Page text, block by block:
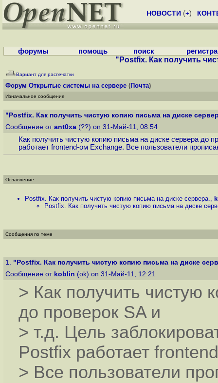
НОВОСТИ (+)
форумы помощь поиск
"Postfix. Как получить
Вариант для распечатки
Форум Открытые системы на сервере (Почта)
Изначальное сообщение
"Postfix. Как получить чистую копию письма на диске
Сообщение от ant0xa (??) on 31-Май-11, 08:54
Как получить чистую копию письма на диске сервера до
работает frontend-ом Exchange. Все пользователи
Оглавление
Postfix. Как получить чистую копию письма на диске сервера.,
Postfix. Как получить чистую копию письма на диске
Сообщения по теме
1. "Postfix. Как получить чистую копию письма на диске
Сообщение от koblin (ok) on 31-Май-11, 12:21
> Как получить чистую
до проверок SA и
> т.д. Цель
Postfix работает
> Все пользователи